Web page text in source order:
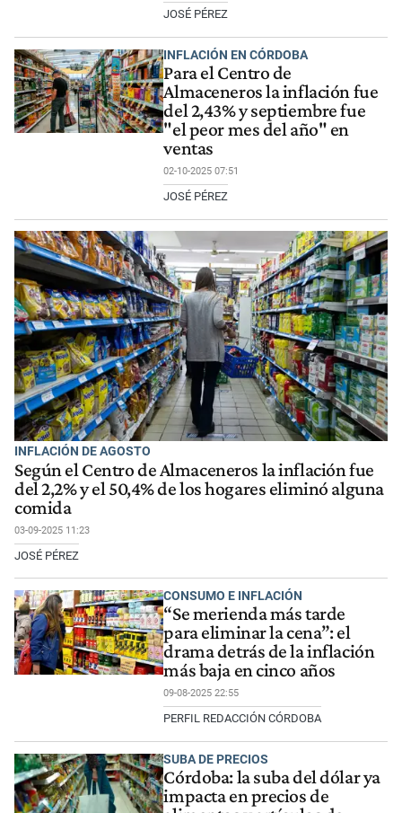
JOSÉ PÉREZ
INFLACIÓN EN CÓRDOBA
Para el Centro de
Almaceneros la inflación fue
del 2,43% y septiembre fue
"el peor mes del año" en
ventas
02-10-2025 07:51
JOSÉ PÉREZ
INFLACIÓN DE AGOSTO
Según el Centro de Almaceneros la inflación fue
del 2,2% y el 50,4% de los hogares eliminó alguna
comida
03-09-2025 11:23
JOSÉ PÉREZ
CONSUMO E INFLACIÓN
“Se merienda más tarde
para eliminar la cena”: el
drama detrás de la inflación
más baja en cinco años
09-08-2025 22:55
PERFIL REDACCIÓN CÓRDOBA
SUBA DE PRECIOS
Córdoba: la suba del dólar ya
impacta en precios de